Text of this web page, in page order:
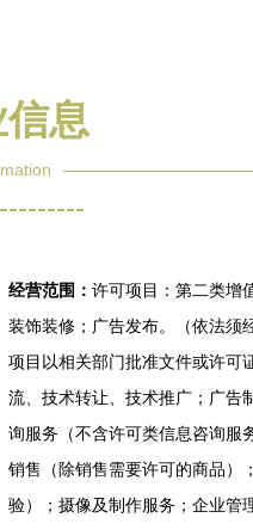
息
经营范围： 许可项目：第二类增
装饰装修；广告发布。（依法须
项目以相关部门批准文件或许可
流、技术转让、技术推广；广告
询服务（不含许可类信息咨询服
销售（除销售需要许可的商品）
验）；摄像及制作服务；企业管